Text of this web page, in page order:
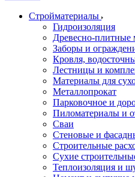
Стройматериалы
Гидроизоляция
Древесно-плитные
Заборы и
Кровля,
Лестницы и
Материалы для
Металлопрокат
Парковочное и
Пиломатериалы и
Сваи
Стеновые и
Строительные
Сухие
Теплоизоляция и